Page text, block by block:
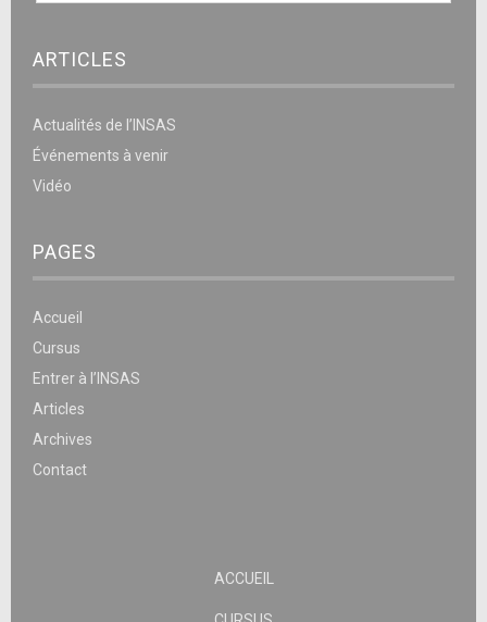
ARTICLES
Actualités de l’INSAS
Événements à venir
Vidéo
PAGES
Accueil
Cursus
Entrer à l’INSAS
Articles
Archives
Contact
ACCUEIL